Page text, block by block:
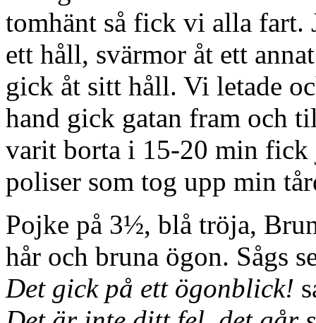
tomhänt så fick vi alla fart.
ett håll, svärmor åt ett
gick åt sitt håll. Vi letade
hand gick gatan fram och
varit borta i 15-20 min fick
poliser som tog upp min
Pojke på 3½, blå tröja,
hår och bruna ögon. Sågs
Det gick på ett ögonblick!